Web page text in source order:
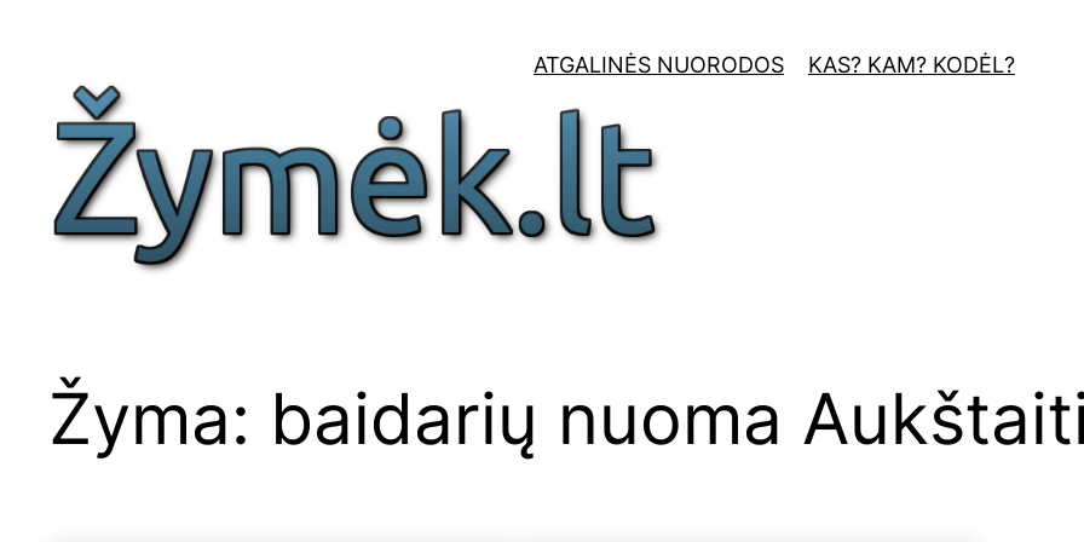
turinio
ATGALINĖS NUORODOS KAS? KAM? KODĖL?
Žyma: baidarių nuoma